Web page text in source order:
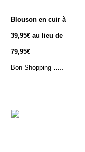
Blouson en cuir à
39,95€ au lieu de
79,95€
Bon Shopping …..